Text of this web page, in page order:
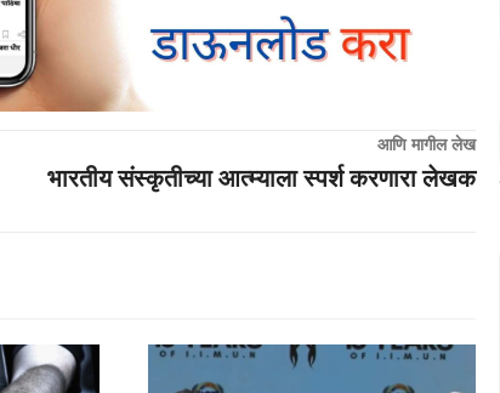
आणि मागील लेख
भारतीय संस्कृतीच्या आत्म्याला स्पर्श करणारा लेखक